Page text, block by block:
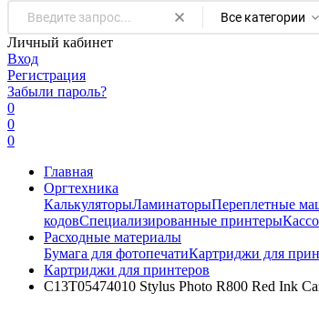
Все категории
Личный кабинет
Вход
Регистрация
Забыли пароль?
0
0
0
Главная
Оргтехника
КалькуляторыЛаминаторыПереплетные
кодовСпециализированные принтеры
Расходные материалы
Бумага для фотопечатиКартриджи для
Картриджи для принтеров
C13T05474010 Stylus Photo R800 Red Ink